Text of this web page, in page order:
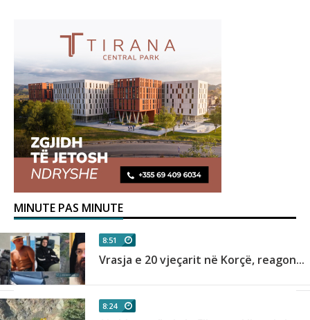
MINUTE PAS MINUTE
8:51
Vrasja e 20 vjeçarit në Korçë, reagon...
8:24